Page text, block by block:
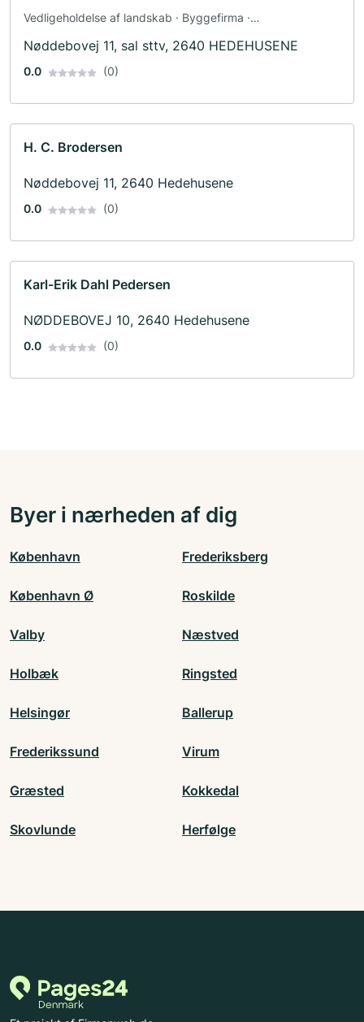
Vedligeholdelse af landskab · Byggefirma ·
Nøddebovej 11, sal sttv, 2640 HEDEHUSENE
0.0 (0)
H. C. Brodersen
Nøddebovej 11, 2640 Hedehusene
0.0 (0)
Karl-Erik Dahl Pedersen
NØDDEBOVEJ 10, 2640 Hedehusene
0.0 (0)
Byer i nærheden af dig
København Frederiksberg
København Ø Roskilde
Valby Næstved
Holbæk Ringsted
Helsingør Ballerup
Frederikssund Virum
Græsted Kokkedal
Skovlunde Herfølge